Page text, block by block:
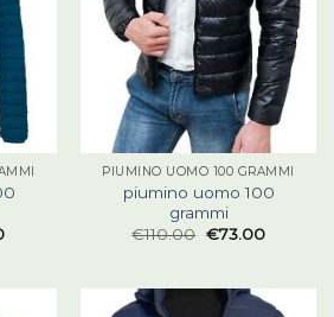
PIUMINO UOMO 100 GRAMMI
piumino uomo 100
grammi
€110.00 €73.00